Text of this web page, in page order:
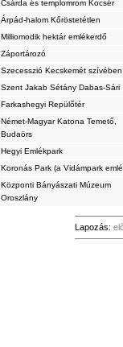
Csárda és templomrom Kocsér
Árpád-halom Kőröstetétlen
Milliomodik hektár emlékerdő
Záportározó
Szecesszió Kecskemét szívében
Szent Jakab Sétány Dabas-Sári
Farkashegyi Repülőtér
Német-Magyar Katona Temető,
Budaörs
Hegyi Emlékpark
Koronás Park (a Vidámpark
Központi Bányászati Múzeum
Oroszlány
Lapozás: